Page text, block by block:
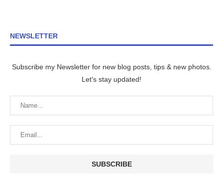
NEWSLETTER
Subscribe my Newsletter for new blog posts, tips & new photos.
Let's stay updated!